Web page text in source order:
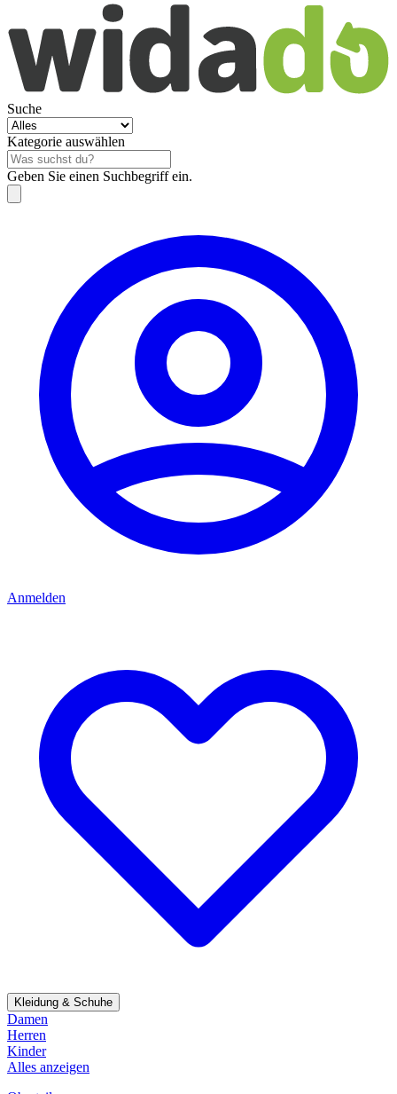
Suche
Kategorie auswählen
Geben Sie einen Suchbegriff ein.
Anmelden
Kleidung & Schuhe
Damen
Herren
Kinder
Alles anzeigen